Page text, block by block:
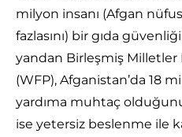
milyon insanı (Afgan
fazlasını) bir gıda
yandan Birleşmiş Milletler
(WFP), Afganistan’da 18
yardıma muhtaç
ise yetersiz beslenme ile